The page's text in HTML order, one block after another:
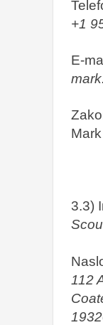
+1
E-
3.3)
112